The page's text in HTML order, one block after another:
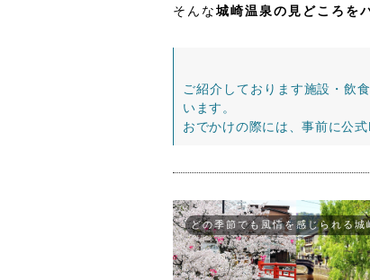
そんな城崎温泉の見どころを
ご紹介しております施設・飲
います。
おでかけの際には、事前に公
どの季節でも風情を感じられる城